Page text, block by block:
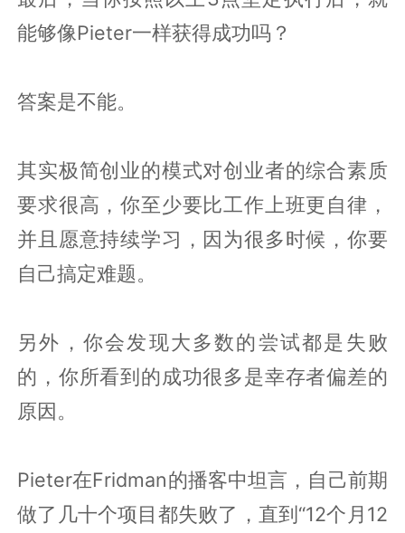
能够像Pieter一样获得成功吗？
答案是不能。
其实极简创业的模式对创业者的综合素质
要求很高，你至少要比工作上班更自律，
并且愿意持续学习，因为很多时候，你要
自己搞定难题。
另外，你会发现大多数的尝试都是失败
的，你所看到的成功很多是幸存者偏差的
原因。
Pieter在Fridman的播客中坦言，自己前期
做了几十个项目都失败了，直到“12个月12